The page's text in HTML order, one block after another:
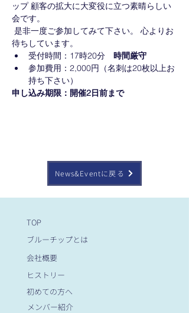
ップ 顧客の拡大に大変役に立つ素晴らしい
会です。
是非一度ご参加してみて下さい。 心よりお
待ちしています。
受付時間：17時20分 時間厳守
参加費用：2,000円（名刺は20枚以上お
持ち下さい）
申し込み期限：開催2日前まで
News&Eventに戻る
TOP
ブルーチップとは
会社概要
ヒストリー
初めての方へ
メンバー紹介